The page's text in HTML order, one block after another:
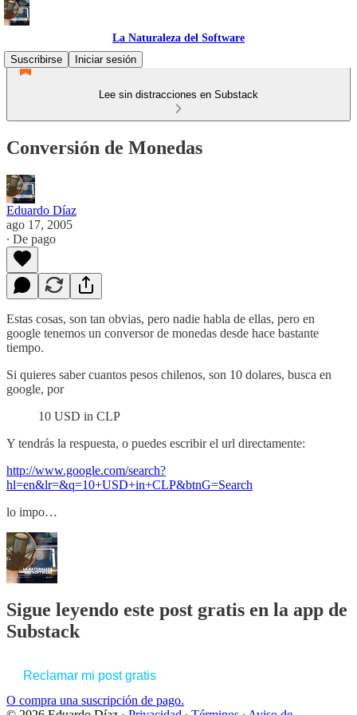
La Naturaleza del Software
Suscribirse
Iniciar sesión
Lee sin distracciones en Substack
Conversión de Monedas
Eduardo Díaz
ago 17, 2005
∙ De pago
Estas cosas, son tan obvias, pero nadie habla de ellas, pero en
google tenemos un conversor de monedas desde hace bastante
tiempo.
Si quieres saber cuantos pesos chilenos, son 10 dolares, busca en
google, por
10 USD in CLP
Y tendrás la respuesta, o puedes escribir el url directamente:
http://www.google.com/search?
hl=en&lr=&q=10+USD+in+CLP&btnG=Search
lo impo…
Sigue leyendo este post gratis en la app de
Substack
Reclamar mi post gratis
O compra una suscripción de pago.